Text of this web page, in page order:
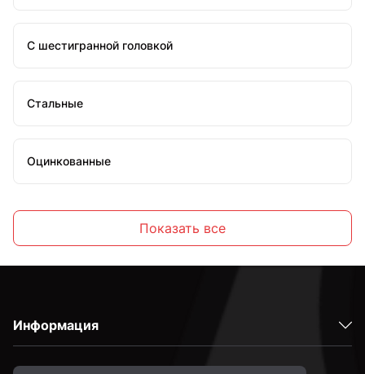
С шестигранной головкой
Стальные
Оцинкованные
С неполной резьбой
Показать все
Информация